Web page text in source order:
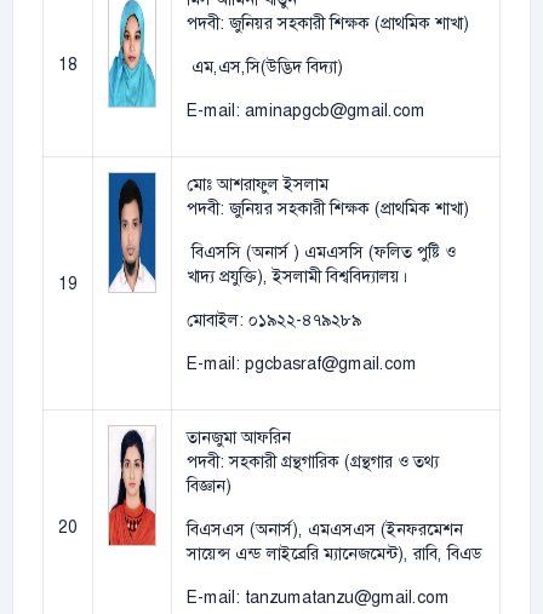
18
পদবী: জুনিয়র সহকারী শিক্ষক (প্রাথমিক শাখা)
এম,এস,সি(উদ্ভিদ বিদ্যা)
E-mail: aminapgcb@gmail.com
19
মোঃ আশরাফুল ইসলাম
পদবী: জুনিয়র সহকারী শিক্ষক (প্রাথমিক শাখা)
বিএসসি (অনার্স ) এমএসসি (ফলিত পুষ্টি ও
খাদ্য প্রযুক্তি), ইসলামী বিশ্ববিদ্যালয়।
মোবাইল: ০১৯২২-৪৭৯২৮৯
E-mail: pgcbasraf@gmail.com
20
তানজুমা আফরিন
পদবী: সহকারী গ্রন্থগারিক (গ্রন্থগার ও তথ্য
বিজ্ঞান)
বিএসএস (অনার্স), এমএসএস (ইনফরমেশন
সায়েন্স এন্ড লাইব্রেরি ম্যানেজমেন্ট), রাবি, বিএড
E-mail: tanzumatanzu@gmail.com